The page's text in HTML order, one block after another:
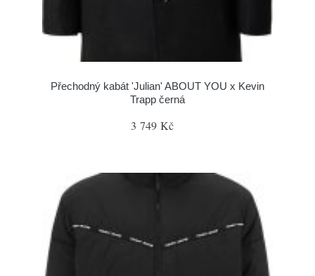
Přechodný kabát 'Julian' ABOUT YOU x Kevin
Trapp černá
3 749 Kč